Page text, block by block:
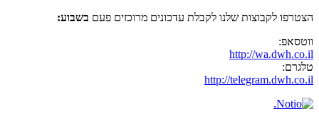
הצטרפו לקבוצות שלנו לקבלת עדכונים מרוכזים פעם בשבוע:
ווטסאפ:
http://wa.dwh.co.il
טלגרם:
http://telegram.dwh.co.il